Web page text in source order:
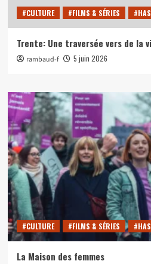
#CULTURE #FILMS & SÉRIES
Trente: Une traversée vers de la
rambaud-f 5 juin 2026
#CULTURE #FILMS & SÉRIES
La Maison des femmes